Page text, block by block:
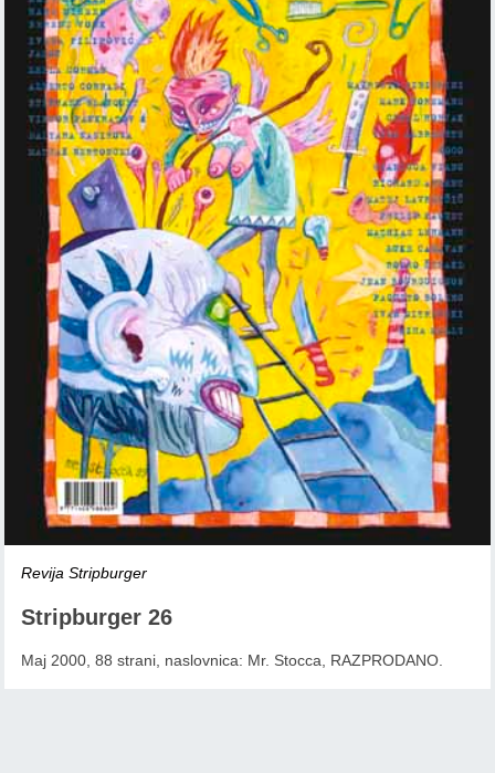
Revija Stripburger
Stripburger 26
Maj 2000, 88 strani, naslovnica: Mr. Stocca, RAZPRODANO.